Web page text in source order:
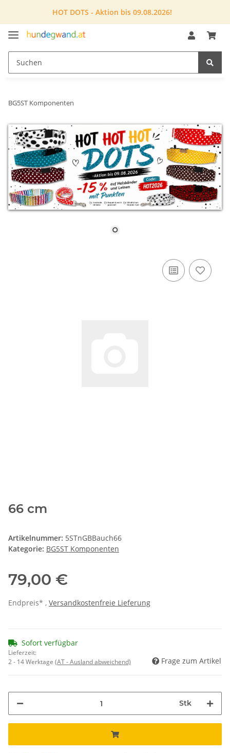
HOT DOTS - Aktion bis 09.08.2026!
BG5ST Komponenten
66 cm
Artikelnummer: 5STnGBBauch66
Kategorie: BG5ST Komponenten
79,00 €
Endpreis* , Versandkostenfreie Lieferung
Sofort verfügbar
Lieferzeit:
2 - 14 Werktage (AT - Ausland abweichend) Frage zum Artikel
Stk